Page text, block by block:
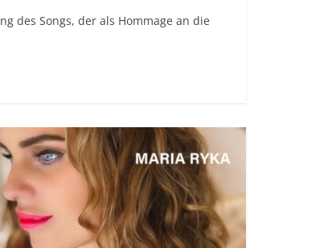
des Songs, der als Hommage an die